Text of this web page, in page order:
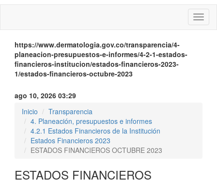
Menú
https://www.dermatologia.gov.co/transparencia/4-
planeacion-presupuestos-e-informes/4-2-1-estados-
financieros-institucion/estados-financieros-2023-
1/estados-financieros-octubre-2023
ago 10, 2026 03:29
Inicio
Transparencia
4. Planeación, presupuestos e informes
4.2.1 Estados Financieros de la Institución
Estados Financieros 2023
ESTADOS FINANCIEROS OCTUBRE 2023
ESTADOS FINANCIEROS